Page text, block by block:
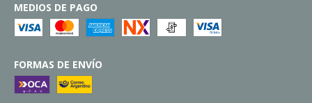
MEDIOS DE PAGO
FORMAS DE ENVÍO